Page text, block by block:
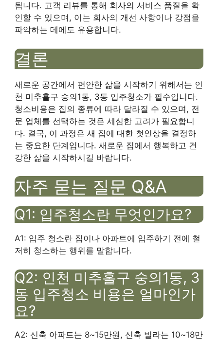
됩니다. 고객 리뷰를 통해 회사의 서비스 품질을 확
인할 수 있으며, 이는 회사의 개선 사항이나 강점을
파악하는 데에도 유용합니다.
결론
새로운 공간에서 편안한 삶을 시작하기 위해서는 인
천 미추홀구 숭의1동, 3동 입주청소가 필수입니다.
청소비용은 집의 종류에 따라 달라질 수 있으며, 전
문 업체를 선택하는 것은 세심한 고려가 필요합니
다. 결국, 이 과정은 새 집에 대한 첫인상을 결정하
는 중요한 단계입니다. 새로운 집에서 행복하고 건
강한 삶을 시작하시길 바랍니다.
자주 묻는 질문 Q&A
Q1: 입주청소란 무엇인가요?
A1: 입주 청소란 집이나 아파트에 입주하기 전에 철
저히 청소하는 행위를 말합니다.
Q2: 인천 미추홀구 숭의1동, 3
동 입주청소 비용은 얼마인가
요?
A2: 신축 아파트는 8~15만원, 신축 빌라는 10~18만